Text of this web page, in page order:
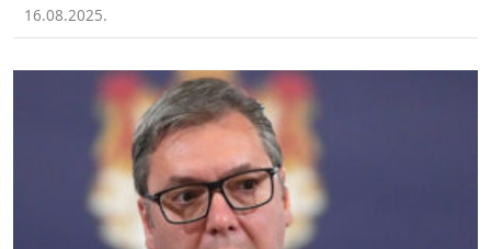
16.08.2025.